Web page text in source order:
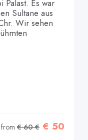
Palast. Es war
Sultane aus
Wir sehen
from€ 60 € € 50